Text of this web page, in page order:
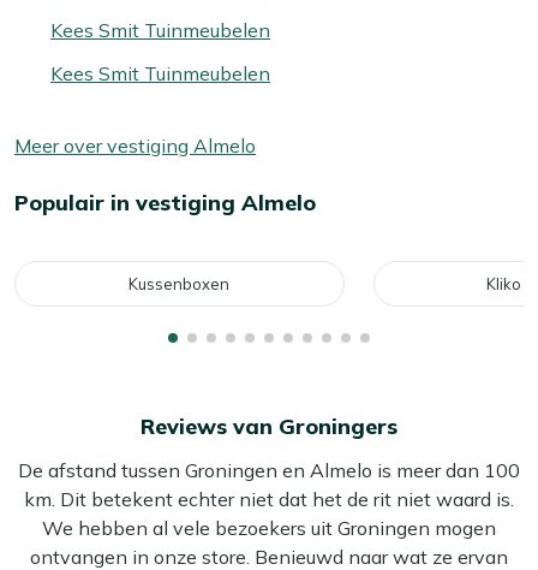
Kees Smit Tuinmeubelen
Kees Smit Tuinmeubelen
Meer over vestiging Almelo
Populair in vestiging Almelo
Kussenboxen Kliko
Reviews van Groningers
De afstand tussen Groningen en Almelo is meer dan 100
km. Dit betekent echter niet dat het de rit niet waard is.
We hebben al vele bezoekers uit Groningen mogen
ontvangen in onze store. Benieuwd naar wat ze ervan